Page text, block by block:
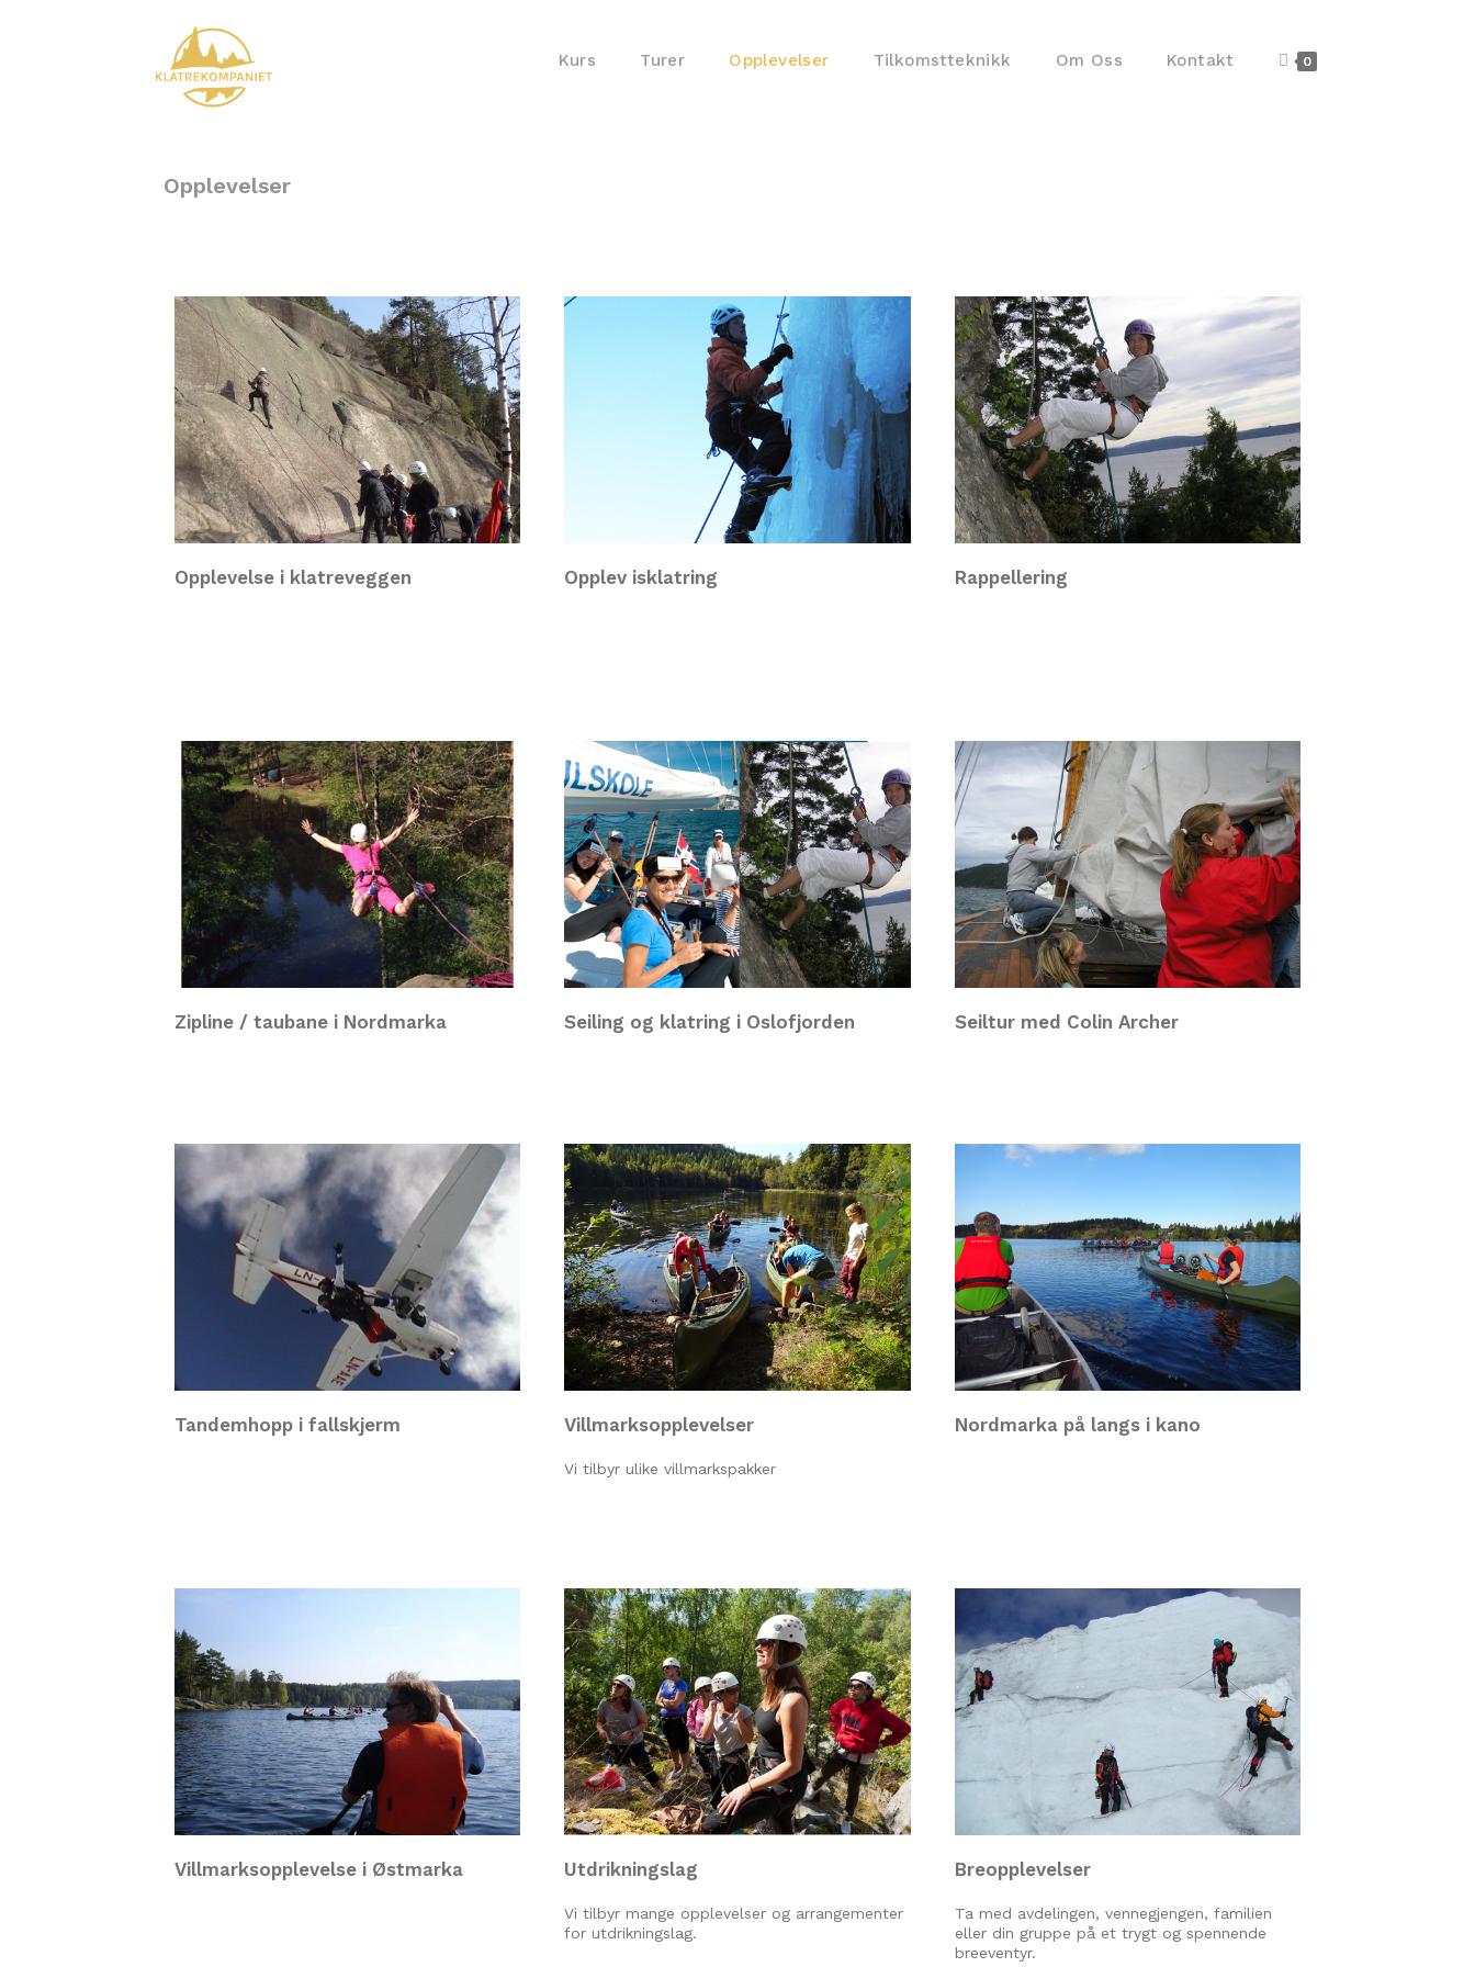
Kurs Turer Opplevelser Tilkomstteknikk Om Oss Kontakt 0
Opplevelser
Opplevelse i klatreveggen Opplev isklatring Rappellering
Zipline / taubane i Nordmarka Seiling og klatring i Oslofjorden Seiltur med Colin Archer
Tandemhopp i fallskjerm Villmarksopplevelser
Vi tilbyr ulike villmarkspakker
Nordmarka på langs i kano
Villmarksopplevelse i Østmarka Utdrikningslag
Vi tilbyr mange opplevelser og arrangementer
for utdrikningslag.
Breopplevelser
Ta med avdelingen, vennegjengen, familien
eller din gruppe på et trygt og spennende
breeventyr.